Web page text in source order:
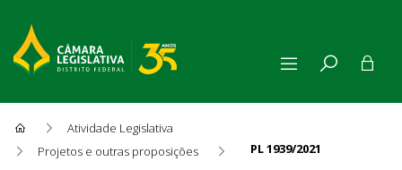
Atividade Legislativa
Projetos e outras proposições
PL 1939/2021